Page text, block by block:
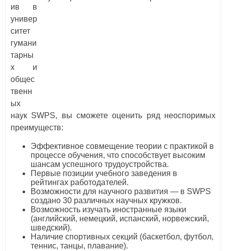
ив в
универ
ситет
гумани
тарны
х и
общес
твенн
ых
наук SWPS, вы сможете оценить ряд неоспоримых
преимуществ:
Эффективное совмещение теории с практикой в
процессе обучения, что способствует высоким
шансам успешного трудоустройства.
Первые позиции учебного заведения в
рейтингах работодателей.
Возможности для научного развития — в SWPS
создано 30 различных научных кружков.
Возможность изучать иностранные языки
(английский, немецкий, испанский, норвежский,
шведский).
Наличие спортивных секций (баскетбол, футбол,
теннис, танцы, плавание).